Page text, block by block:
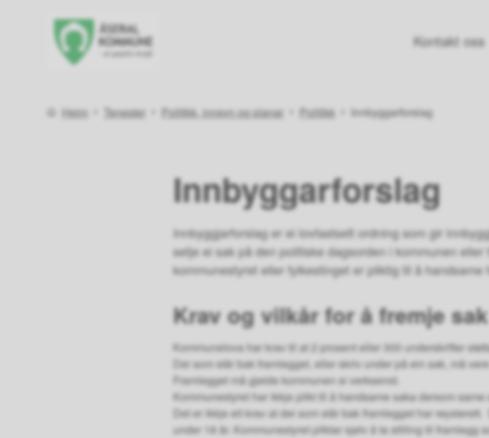
Kontakt oss
Du er her:
Heim Tenester Politikk, innsyn og planar Politikk Innbyggarforslag
Innbyggarforslag
Innbyggjarforslag er ei lovfastsett ordning som gir
setje ei sak på den politiske dagsorden i kommunen
kommunestyret eller fylkestinget er pliktig til å handsame
Krav og vilkår for å fremje
Kommunelova har krav til at 2 prosent eller 300 underskrifter
Dei som står bak framlegget, eller skriv under på ein sak, må
Framlegget må gjelde kommunen si verksemd.
Kommunestyret har ikkje plikt til å handsame saka dersom
Det er ikkje eit krav at dei som står bak framlegget har
under 18 år. Kommunestyret pliktar sjølv å ta stilling til framlegg